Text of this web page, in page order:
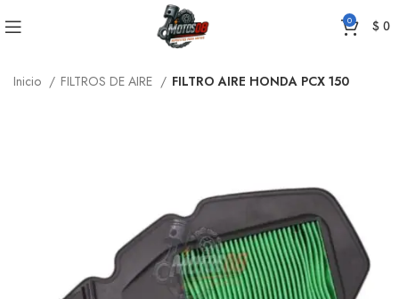
0 $0
Inicio FILTROS DE AIRE FILTRO AIRE HONDA PCX 150